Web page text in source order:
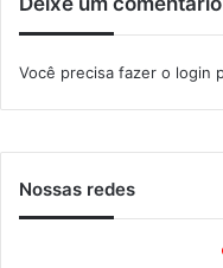
o
o
Você precisa fazer o login
Nossas redes